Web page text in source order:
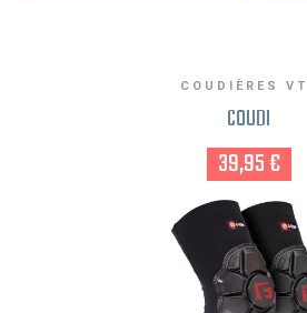
COUDIÈRES
COUDI
39,95 €